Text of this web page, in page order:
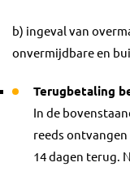
b) ingeval van
onvermijdbare en
Terugbetaling
In de
reeds
14 dagen terug.